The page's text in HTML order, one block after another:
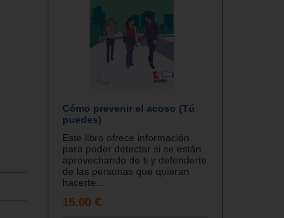
Cómo prevenir el acoso (Tú
puedes)
Este libro ofrece información
para poder detectar si se están
aprovechando de ti y defenderte
de las personas que quieran
hacerte...
15.00 €